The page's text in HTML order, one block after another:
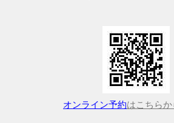
オンライン予約はこちら